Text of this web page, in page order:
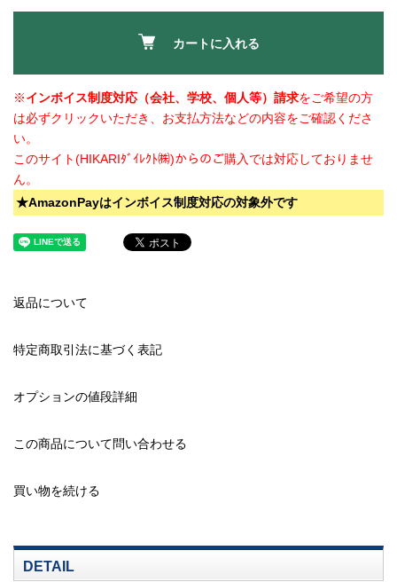
カートに入れる
※インボイス制度対応（会社、学校、個人等）請求をご希望の方
は必ずクリックいただき、お支払方法などの内容をご確認くださ
い。
このサイト(HIKARIﾀﾞｲﾚｸﾄ㈱)からのご購入では対応しておりませ
ん。
★AmazonPayはインボイス制度対応の対象外です
返品について
特定商取引法に基づく表記
オプションの値段詳細
この商品について問い合わせる
買い物を続ける
DETAIL